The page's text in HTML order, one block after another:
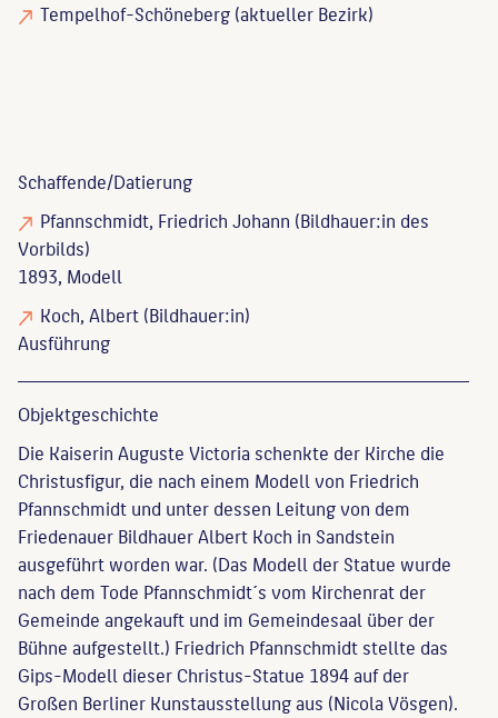
Tempelhof-Schöneberg (aktueller Bezirk)
Schaffende/Datierung
Pfannschmidt, Friedrich Johann (Bildhauer:in des
Vorbilds)
1893, Modell
Koch, Albert(Bildhauer:in)
Ausführung
Objekt­geschichte
Die Kaiserin Auguste Victoria schenkte der Kirche die
Christusfigur, die nach einem Modell von Friedrich
Pfannschmidt und unter dessen Leitung von dem
Friedenauer Bildhauer Albert Koch in Sandstein
ausgeführt worden war. (Das Modell der Statue wurde
nach dem Tode Pfannschmidt´s vom Kirchenrat der
Gemeinde angekauft und im Gemeindesaal über der
Bühne aufgestellt.) Friedrich Pfannschmidt stellte das
Gips-Modell dieser Christus-Statue 1894 auf der
Großen Berliner Kunstausstellung aus (Nicola Vösgen).